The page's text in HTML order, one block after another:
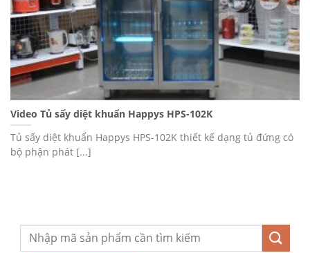
Video Tủ sấy diệt khuẩn Happys HPS-102K
Tủ sấy diệt khuẩn Happys HPS-102K thiết kế dạng tủ đứng có
bộ phận phát [...]